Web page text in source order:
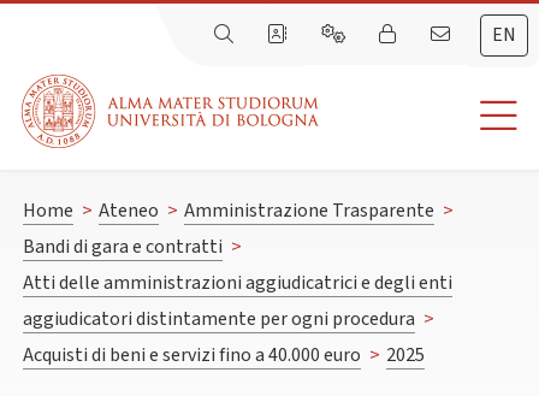
EN
Home > Ateneo > Amministrazione Trasparente >
Bandi di gara e contratti >
Atti delle amministrazioni aggiudicatrici e degli enti
aggiudicatori distintamente per ogni procedura >
Acquisti di beni e servizi fino a 40.000 euro > 2025